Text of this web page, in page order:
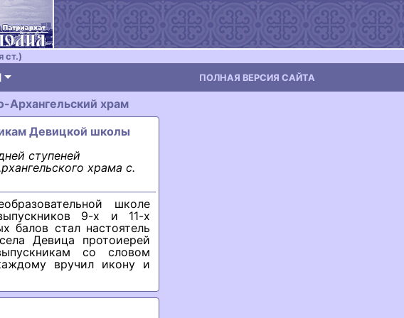
ст.)
ПОЛНАЯ ВЕРСИЯ САЙТА
храм
Девицкой школы
ступеней
храма с.
школе
9-х и 11-х
балов стал настоятель
Девица протоиерей
со словом
вручил икону и